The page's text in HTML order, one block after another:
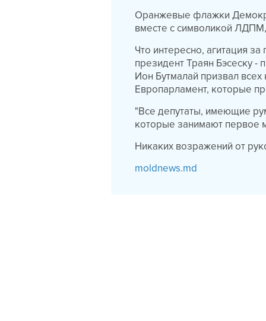
Оранжевые флажки
вместе с символикой
Что интересно, агитация
президент Траян Бэсеску -
Ион Бутмалай призвал
Европарламент, которые
"Все депутаты, имеющие
которые занимают первое
Никаких возражений от
moldnews.md